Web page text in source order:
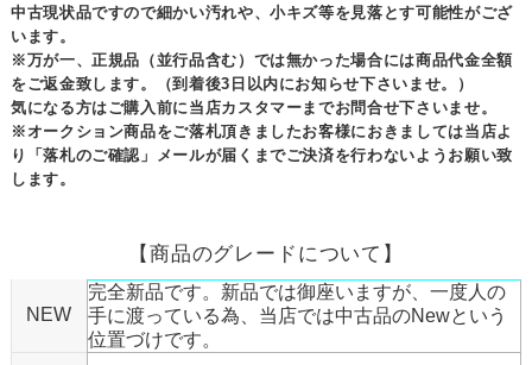
中古現状品ですので細かい汚れや、小キズ等を見落とす可能性がござ
います。
※万が一、正規品（並行品含む）では無かった場合には商品代金全額
をご返金致します。（到着後3日以内にお知らせ下さいませ。）
気になる方はご購入前に当店カスタマーまでお問合せ下さいませ。
※オークション商品をご落札頂きましたお客様におきましては当店よ
り「落札のご確認」メールが届くまでご決済を行わないようお願い致
します。
【商品のグレードについて】
NEW
完全新品です。新品では御座いますが、一度人の
手に渡っている為、当店では中古品のNewという
位置づけです。